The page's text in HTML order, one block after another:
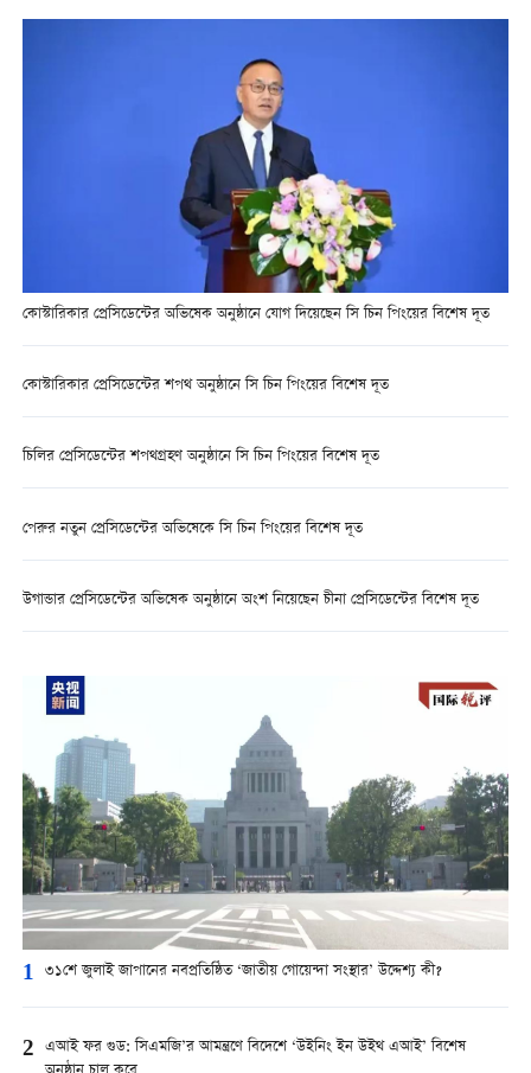
কোস্টারিকার প্রেসিডেন্টের অভিষেক অনুষ্ঠানে যোগ দিয়েছেন সি চিন পিংয়ের বিশেষ দূত
কোস্টারিকার প্রেসিডেন্টের শপথ অনুষ্ঠানে সি চিন পিংয়ের বিশেষ দূত
চিলির প্রেসিডেন্টের শপথগ্রহণ অনুষ্ঠানে সি চিন পিংয়ের বিশেষ দূত
পেরুর নতুন প্রেসিডেন্টের অভিষেকে সি চিন পিংয়ের বিশেষ দূত
উগান্ডার প্রেসিডেন্টের অভিষেক অনুষ্ঠানে অংশ নিয়েছেন চীনা প্রেসিডেন্টের বিশেষ দূত
1 ৩১শে জুলাই জাপানের নবপ্রতিষ্ঠিত ‘জাতীয় গোয়েন্দা সংস্থার’ উদ্দেশ্য কী?
2 এআই ফর গুড: সিএমজি’র আমন্ত্রণে বিদেশে ‘উইনিং ইন উইথ এআই’ বিশেষ